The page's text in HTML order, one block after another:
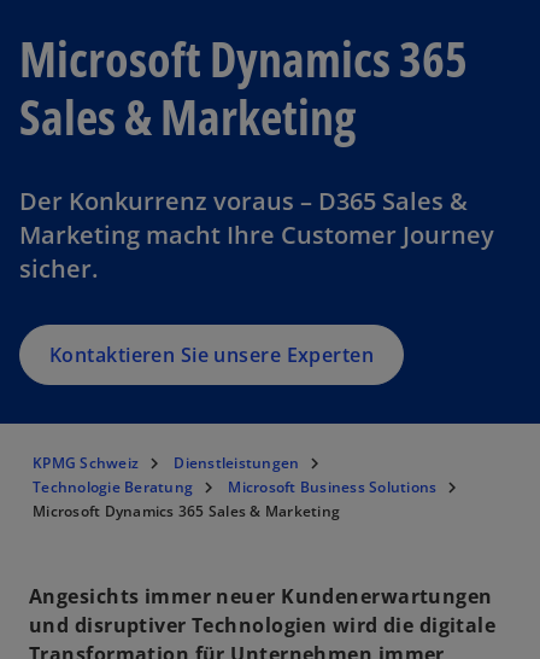
Microsoft Dynamics 365
Sales & Marketing
Der Konkurrenz voraus – D365 Sales &
Marketing macht Ihre Customer Journey
sicher.
Kontaktieren Sie unsere Experten
KPMG Schweiz
Dienstleistungen
Technologie Beratung
Microsoft Business Solutions
Microsoft Dynamics 365 Sales & Marketing
Angesichts immer neuer Kundenerwartungen
und disruptiver Technologien wird die digitale